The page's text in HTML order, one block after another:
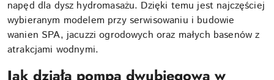
napęd dla dysz hydromasażu. Dzięki temu jest najczęściej
wybieranym modelem przy serwisowaniu i budowie
wanien SPA, jacuzzi ogrodowych oraz małych basenów z
atrakcjami wodnymi.
Jak działa pompa dwubiegowa w